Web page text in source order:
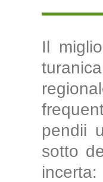
Il
pendii
sotto